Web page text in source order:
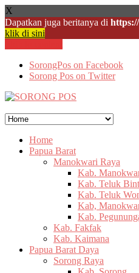
X
Dapatkan juga beritanya di
klik di sini
SorongPos on Facebook
Sorong Pos on Twitter
Home
Papua Barat
Manokwari Raya
Kab.
Kab. Teluk
Kab. Teluk
Kab,
Kab.
Kab. Fakfak
Kab. Kaimana
Papua Barat Daya
Sorong Raya